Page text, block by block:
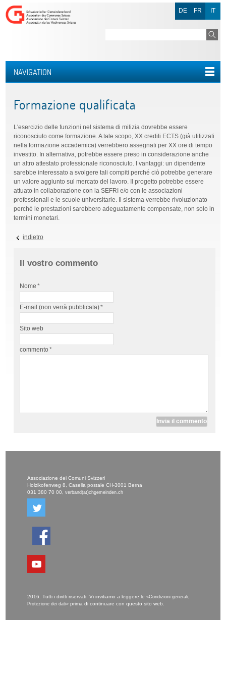
IT
FR
DE
NAVIGATION
Formazione qualificata
L'esercizio delle funzioni nel sistema di milizia dovrebbe essere
riconosciuto come formazione. A tale scopo, XX crediti ECTS (già utilizzati
nella formazione accademica) verrebbero assegnati per XX ore di tempo
investito. In alternativa, potrebbe essere preso in considerazione anche
un altro attestato professionale riconosciuto. I vantaggi: un dipendente
sarebbe interessato a svolgere tali compiti perché ciò potrebbe generare
un valore aggiunto sul mercato del lavoro. Il progetto potrebbe essere
attuato in collaborazione con la SEFRI e/o con le associazioni
professionali e le scuole universitarie. Il sistema verrebbe rivoluzionato
perché le prestazioni sarebbero adeguatamente compensate, non solo in
termini monetari.
indietro
Il vostro commento
Nome *
E-mail (non verrà pubblicata)*
Sito web
commento *
Invia il commento
Associazione dei Comuni Svizzeri
Holzikofenweg 8, Casella postale CH-3001 Berna
031 380 70 00, verband(at)chgemeinden.ch
2016. Tutti i diritti riservati. Vi invitiamo a leggere le «Condizioni generali,
Protezione dei dati» prima di continuare con questo sito web.